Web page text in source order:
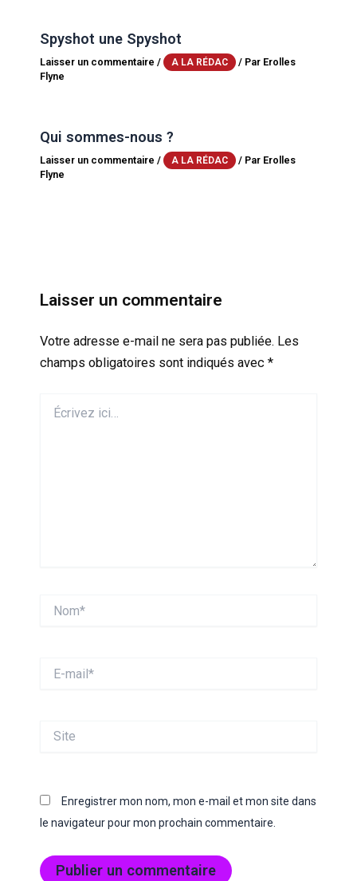
Spyshot une Spyshot
Laisser un commentaire / A LA RÉDAC / Par Erolles
Flyne
Qui sommes-nous ?
Laisser un commentaire / A LA RÉDAC / Par Erolles
Flyne
Laisser un commentaire
Votre adresse e-mail ne sera pas publiée. Les
champs obligatoires sont indiqués avec *
ici…
mail*
Enregistrer mon nom, mon e-mail et mon site dans
le navigateur pour mon prochain commentaire.